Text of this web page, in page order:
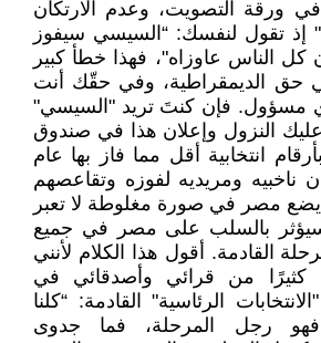
ورقة التصويت، وعدم الارتكان
إذ تقول لنفسك: “السيسي سيفوز
كل الناس عاوزاه"، فهذا خطأ كبير
الديمقراطية، وفي حقّك أنت
مسؤول. فإن كنتَ تريد "السيسي"
عليك النزول وإعلان هذا في صندوق
انتخابية أقل مما فاز بها عام
ناخبيه ومريديه لفوزه وتقاعصهم
مصر في صورة مغلوطة لا تعبر
بالسلب على مصر في جميع
القادمة. أقول هذا الكلام لأنني
كثيرًا من قرائي وأصدقائي في
الرئاسية" القادمة: “كلنا
رجل المرحلة، فما جدوى